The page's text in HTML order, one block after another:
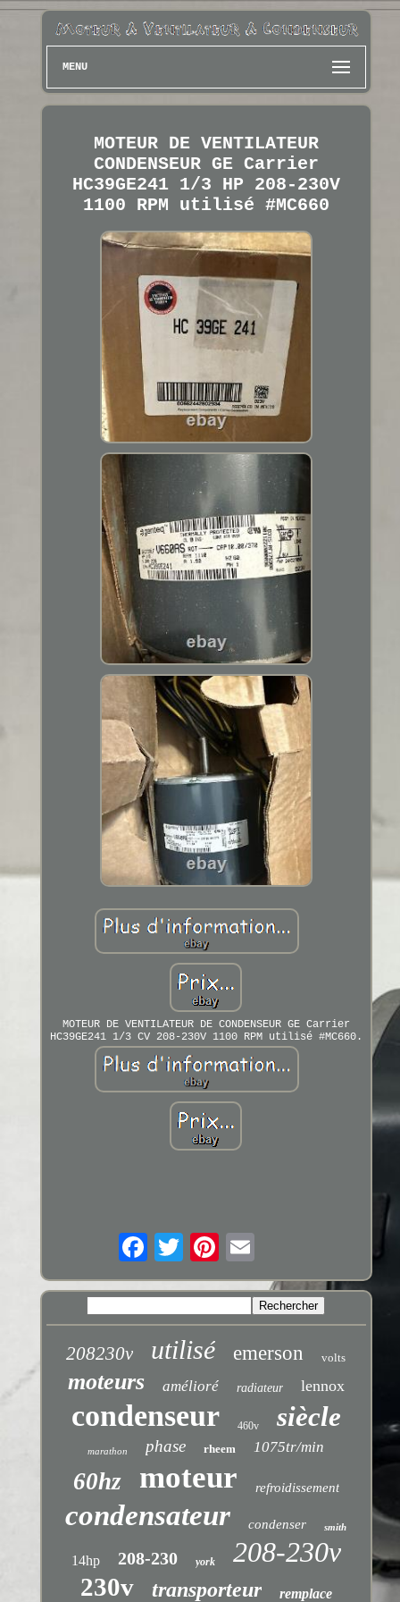
MENU
MOTEUR DE VENTILATEUR
CONDENSEUR GE Carrier
HC39GE241 1/3 HP 208-230V
1100 RPM utilisé #MC660
MOTEUR DE VENTILATEUR DE CONDENSEUR GE Carrier
HC39GE241 1/3 CV 208-230V 1100 RPM utilisé #MC660.
208230v utilisé emerson volts
moteurs amélioré radiateur lennox
condenseur 460v siècle
marathon phase rheem 1075tr/min
60hz moteur refroidissement
condensateur condenser smith
14hp 208-230 york 208-230v
230v transporteur remplace